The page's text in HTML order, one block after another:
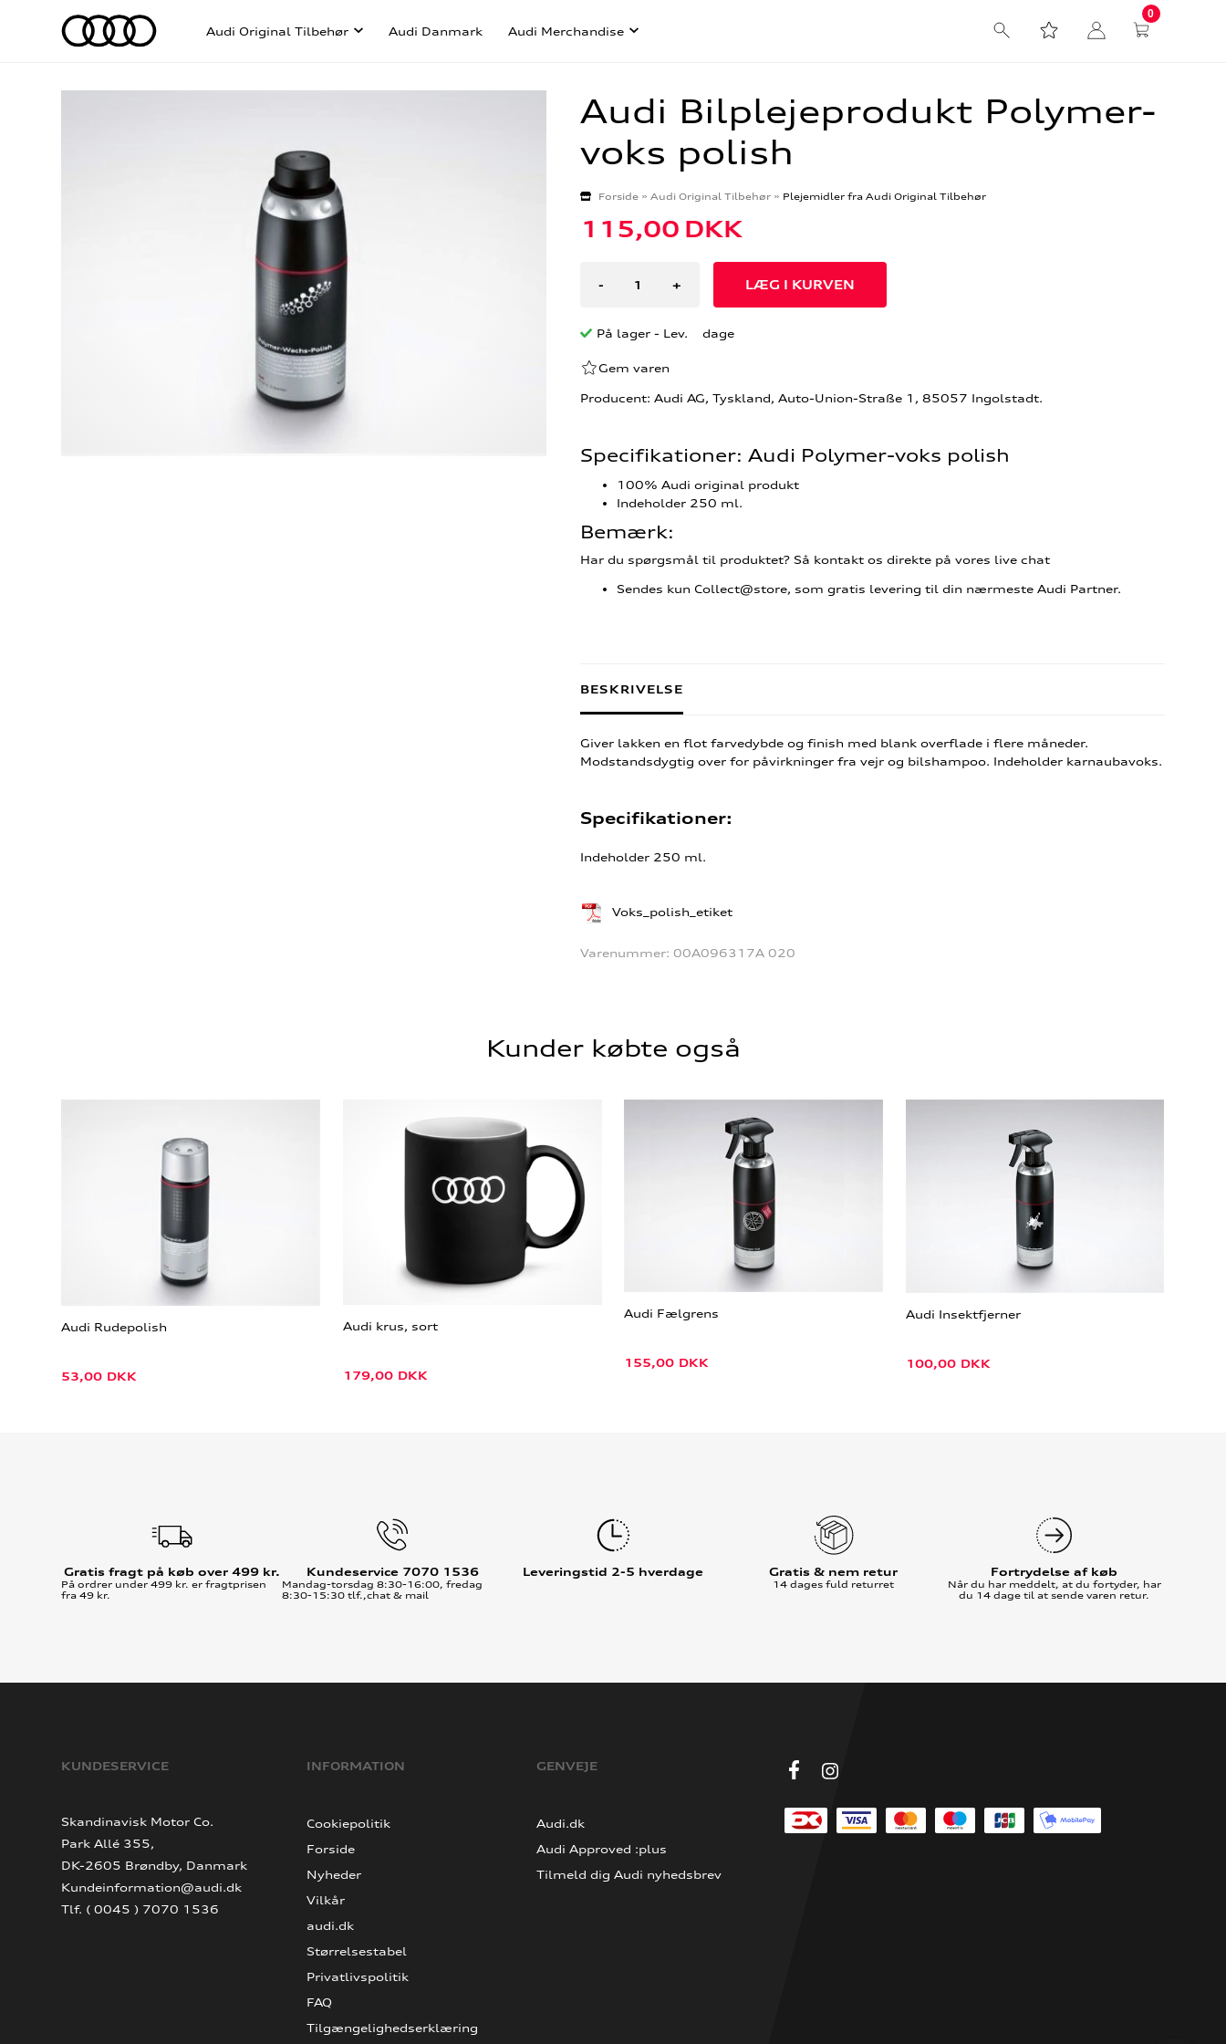
Audi Original Tilbehør Audi Danmark Audi Merchandise
0
Audi Bilplejeprodukt Polymer-
voks polish
Forside» Audi Original Tilbehør» Plejemidler fra Audi Original Tilbehør
115,00 DKK
- +
På lager - Lev. dage
Gem varen
Producent: Audi AG, Tyskland, Auto-Union-Straße 1, 85057 Ingolstadt.
Specifikationer: Audi Polymer-voks polish
100% Audi original produkt
Indeholder 250 ml.
Bemærk:
Har du spørgsmål til produktet? Så kontakt os direkte på vores live chat
Sendes kun Collect@store, som gratis levering til din nærmeste Audi Partner.
BESKRIVELSE
Giver lakken en flot farvedybde og finish med blank overflade i flere måneder.
Modstandsdygtig over for påvirkninger fra vejr og bilshampoo. Indeholder karnaubavoks.
Specifikationer:
Indeholder 250 ml.
Voks_polish_etiket
Varenummer: 00A096317A 020
Kunder købte også
Audi Rudepolish
53,00 DKK
Audi krus, sort
179,00 DKK
Audi Fælgrens
155,00 DKK
Audi Insektfjerner
100,00 DKK
Gratis fragt på køb over 499 kr.
På ordrer under 499 kr. er fragtprisen
fra 49 kr.
Kundeservice 7070 1536
Mandag-torsdag 8:30-16:00, fredag
8:30-15:30 tlf.,chat & mail
Leveringstid 2-5 hverdage Gratis & nem retur
14 dages fuld returret
Fortrydelse af køb
Når du har meddelt, at du fortyder, har
du 14 dage til at sende varen retur.
KUNDESERVICE
Skandinavisk Motor Co.
Park Allé 355,
DK-2605 Brøndby, Danmark
Kundeinformation@audi.dk
Tlf. ( 0045 ) 7070 1536
INFORMATION
Cookiepolitik
Forside
Nyheder
Vilkår
audi.dk
Størrelsestabel
Privatlivspolitik
FAQ
Tilgængelighedserklæring
GENVEJE
Audi.dk
Audi Approved :plus
Tilmeld dig Audi nyhedsbrev